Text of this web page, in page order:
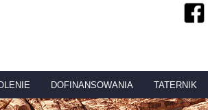
DOFINANSOWANIA TATERNIK